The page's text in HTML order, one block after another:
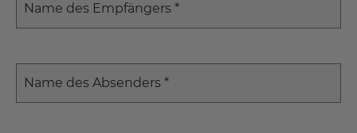
Name des Empfängers *
Name des Absenders *